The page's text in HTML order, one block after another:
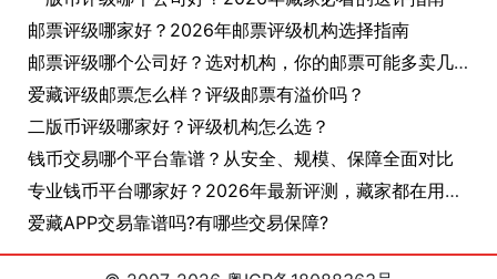
邮票评级哪家好？2026年邮票评级机构选择指南
邮票评级哪个公司好？选对机构，你的邮票可能多卖几十倍
爱藏评级邮票怎么样？评级邮票有溢价吗？
二版币评级哪家好？评级机构怎么选？
钱币交易哪个平台靠谱？从安全、规模、保障全面对比
专业钱币平台哪家好？2026年最新评测，藏家都在用这个
爱藏APP交易靠谱吗?有哪些交易保障?